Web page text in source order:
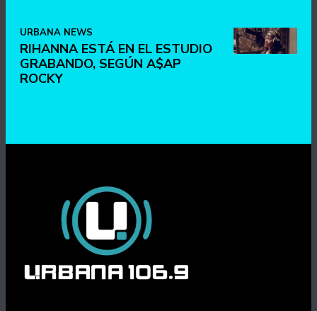
URBANA NEWS
RIHANNA ESTÁ EN EL ESTUDIO
GRABANDO, SEGÚN A$AP
ROCKY